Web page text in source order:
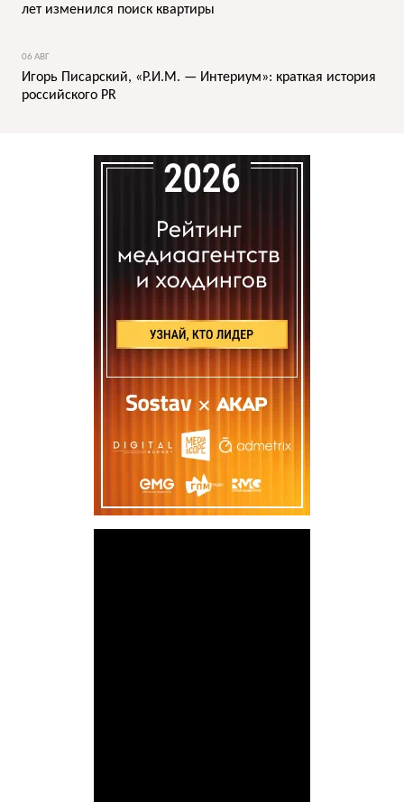
лет изменился поиск квартиры
06 АВГ
Игорь Писарский, «Р.И.М. — Интериум»: краткая история
российского PR